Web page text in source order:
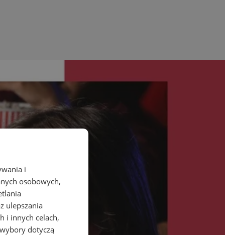
i
osobowych,
ulepszania
i innych celach,
dotyczą